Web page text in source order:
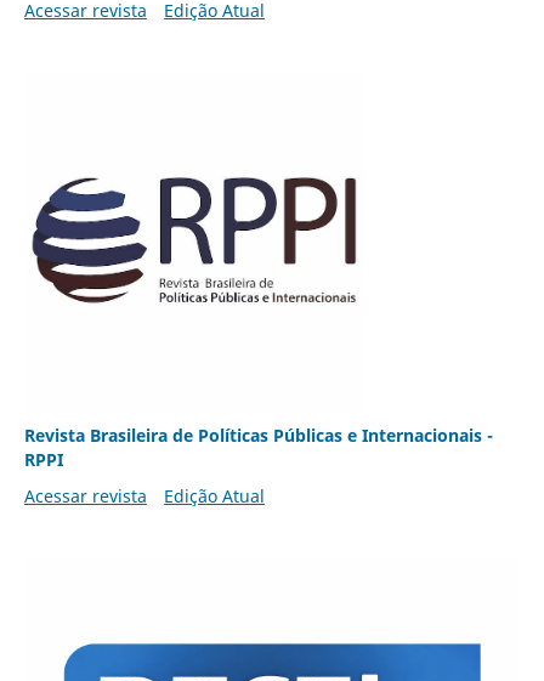
Acessar revista
Edição Atual
Revista Brasileira de Políticas Públicas e Internacionais -
RPPI
Acessar revista
Edição Atual